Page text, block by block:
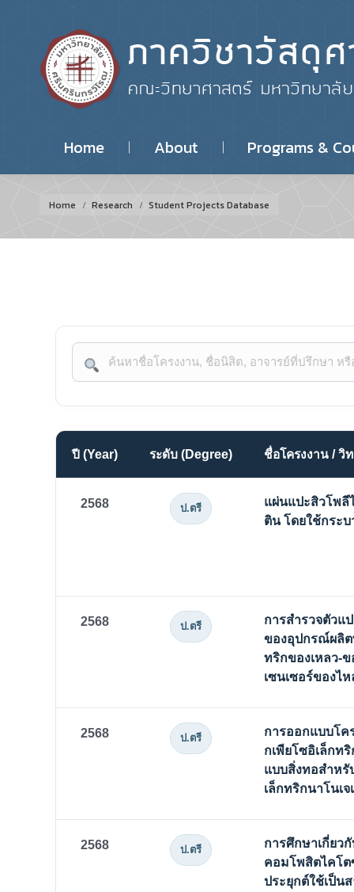
Home About Programs &
You are here:
Home Research Student Projects Database
ปี (Year) ระดับ (Degree) ชื่อโครงงาน / วิ
2568 ป.ตรี
แผ่นแปะสิวโพลี
ติน โดยใช้กระ
2568 ป.ตรี
การสำรวจตัวแ
ของอุปกรณ์ผลิต
ทริกของเหลว-ข
เซนเซอร์ของไ
2568 ป.ตรี
การออกแบบโค
กเพียโซอิเล็กท
แบบสิ่งทอสำหรั
เล็กทริกนาโนเจ
2568 ป.ตรี
การศึกษาเกี่ยว
คอมโพสิตไคโต
ประยุกต์ใช้เป็น